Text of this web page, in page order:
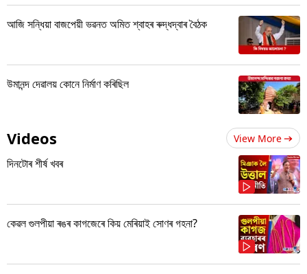
আজি সন্ধিয়া বাজপেয়ী ভৱনত অমিত শ্বাহৰ ৰুদ্ধদ্বাৰ বৈঠক
উমানন্দ দেৱালয় কোনে নিৰ্মাণ কৰিছিল
Videos View More
দিনটোৰ শীৰ্ষ খবৰ
কেৱল গুলপীয়া ৰঙৰ কাগজেৰে কিয় মেৰিয়াই সোণৰ গহনা?